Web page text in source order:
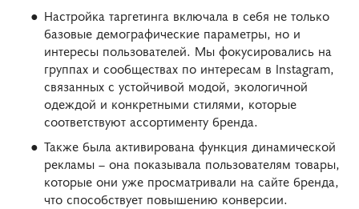
Настройка таргетинга включала в себя не только
базовые демографические параметры, но и
интересы пользователей. Мы фокусировались на
группах и сообществах по интересам в Instagram,
связанных с устойчивой модой, экологичной
одеждой и конкретными стилями, которые
соответствуют ассортименту бренда.
Также была активирована функция динамической
рекламы – она показывала пользователям товары,
которые они уже просматривали на сайте бренда,
что способствует повышению конверсии.